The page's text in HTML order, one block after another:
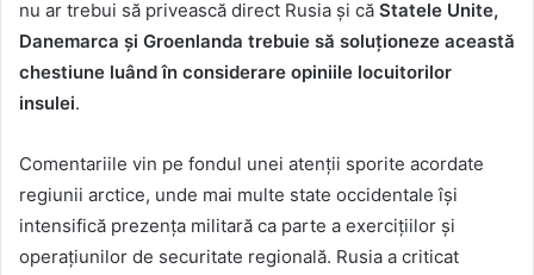
nu ar trebui să privească direct Rusia și că Statele Unite,
Danemarca și Groenlanda trebuie să soluționeze această
chestiune luând în considerare opiniile locuitorilor
insulei.
Comentariile vin pe fondul unei atenții sporite acordate
regiunii arctice, unde mai multe state occidentale își
intensifică prezența militară ca parte a exercițiilor și
operațiunilor de securitate regională. Rusia a criticat